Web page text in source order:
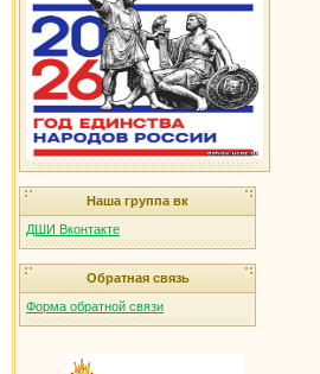
Наша группа вк
ДШИ Вконтакте
Обратная связь
Форма обратной связи